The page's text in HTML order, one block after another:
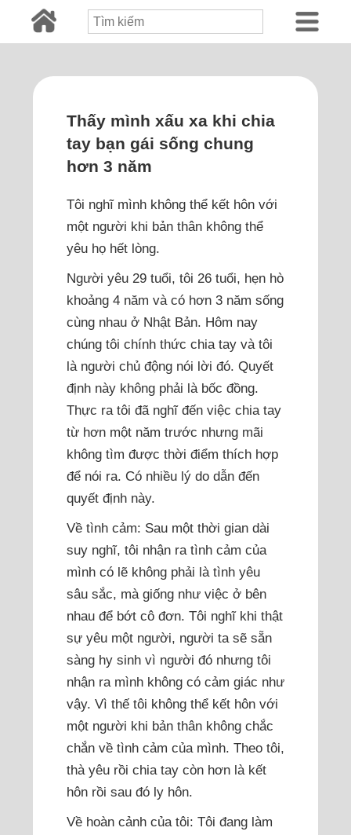
Thấy mình xấu xa khi chia
tay bạn gái sống chung
hơn 3 năm
Tôi nghĩ mình không thể kết hôn với
một người khi bản thân không thể
yêu họ hết lòng.
Người yêu 29 tuổi, tôi 26 tuổi, hẹn hò
khoảng 4 năm và có hơn 3 năm sống
cùng nhau ở Nhật Bản. Hôm nay
chúng tôi chính thức chia tay và tôi
là người chủ động nói lời đó. Quyết
định này không phải là bốc đồng.
Thực ra tôi đã nghĩ đến việc chia tay
từ hơn một năm trước nhưng mãi
không tìm được thời điểm thích hợp
để nói ra. Có nhiều lý do dẫn đến
quyết định này.
Về tình cảm: Sau một thời gian dài
suy nghĩ, tôi nhận ra tình cảm của
mình có lẽ không phải là tình yêu
sâu sắc, mà giống như việc ở bên
nhau để bớt cô đơn. Tôi nghĩ khi thật
sự yêu một người, người ta sẽ sẵn
sàng hy sinh vì người đó nhưng tôi
nhận ra mình không có cảm giác như
vậy. Vì thế tôi không thể kết hôn với
một người khi bản thân không chắc
chắn về tình cảm của mình. Theo tôi,
thà yêu rồi chia tay còn hơn là kết
hôn rồi sau đó ly hôn.
Về hoàn cảnh của tôi: Tôi đang làm